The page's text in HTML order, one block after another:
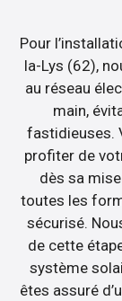
Pour
la-Lys (62),
au réseau
main,
fastidieuses.
profiter de
dès sa
toutes les
sécurisé.
de cette
système
êtes assuré